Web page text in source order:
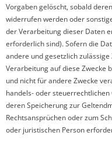
Vorgaben gelöscht, sobald
widerrufen werden oder
der Verarbeitung dieser Daten
erforderlich sind). Sofern die
andere und gesetzlich
Verarbeitung auf diese Zwecke
und nicht für andere Zwecke
handels- oder
deren Speicherung zur
Rechtsansprüchen oder zum
oder juristischen Person